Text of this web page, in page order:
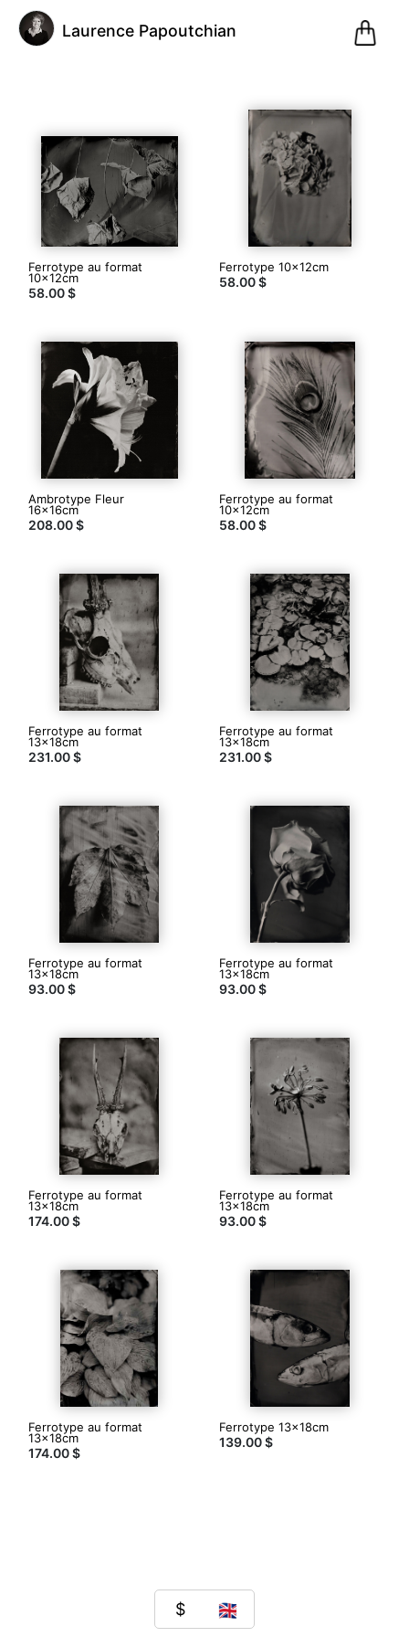
@laurencepapoutchian
Laurence
Papoutchian
(0)
Lyon,
Inscription
06.01.21
12
articles
dans
boutique
Nous
nous
en
delà
maîtrise
technique,
aux
aléas
procédé
chimique
et
aux
consécutifs
deux
molécules
trouvent
pas
ou
différemment
de
nous
avions
imaginé
www.laurence-
papoutchian.com
Contacter
Laurence Papoutchian
Ferrotype au format
10x12cm
58.00 $
Ferrotype 10x12cm
58.00 $
Ambrotype Fleur
16x16cm
208.00 $
Ferrotype au format
10x12cm
58.00 $
Ferrotype au format
13x18cm
231.00 $
Ferrotype au format
13x18cm
231.00 $
Ferrotype au format
13x18cm
93.00 $
Ferrotype au format
13x18cm
93.00 $
Ferrotype au format
13x18cm
174.00 $
Ferrotype au format
13x18cm
93.00 $
Ferrotype au format
13x18cm
174.00 $
Ferrotype 13x18cm
139.00 $